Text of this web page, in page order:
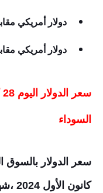
دولار أمريكي مقابل 0.93 فرنك
دولار أمريكي مقابل 460.60 فرنك
السوداء
كانون الأول